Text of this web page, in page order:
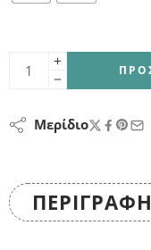
Μερίδιο
ΠΕΡΙΓΡΑΦΉ